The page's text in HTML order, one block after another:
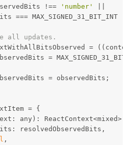
!== 'number'
=== MAX_SIGNED_31_BIT_INT
all updates.
=
=
= observedBits;
= {
any): ReactContext<mixed>),
resolvedObservedBits,
,